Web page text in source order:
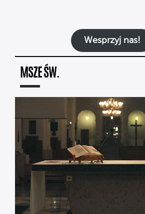
Wesprzyj nas!
MSZE ŚW.